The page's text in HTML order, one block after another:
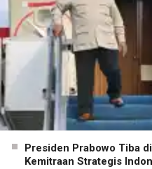
Presiden Prabowo Tiba
Kemitraan Strategis